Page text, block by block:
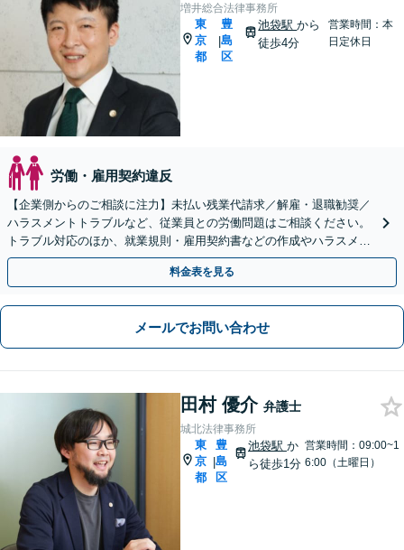
増井総合法律事務所
東
京
都
|
豊
島
区
池袋駅から
徒歩4分
営業時間：本
日定休日
労働・雇用契約違反
【企業側からのご相談に注力】未払い残業代請求／解雇・退職勧奨／
ハラスメントトラブルなど、従業員との労働問題はご相談ください。
トラブル対応のほか、就業規則・雇用契約書などの作成やハラスメン
ト予防策の策定など、予防法務にも豊富な実績【池袋4分】
料金表を見る
メールでお問い合わせ
田村 優介 弁護士
城北法律事務所
東
京
都
|
豊
島
区
池袋駅 か
ら徒歩1分
営業時間：09:00~1
6:00（土曜日）